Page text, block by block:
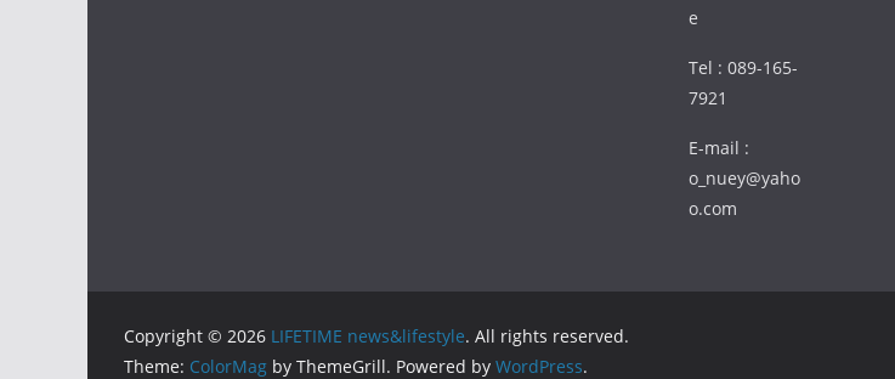
e
Tel : 089-165-
7921
E-mail :
o_nuey@yaho
o.com
Copyright © 2026 LIFETIME news&lifestyle. All rights reserved.
Theme: ColorMag by ThemeGrill. Powered by WordPress.